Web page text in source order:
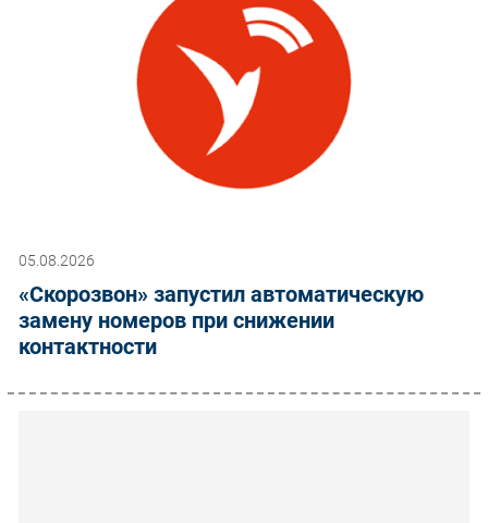
05.08.2026
«Скорозвон» запустил автоматическую
замену номеров при снижении
контактности